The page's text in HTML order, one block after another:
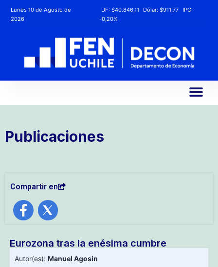
Lunes 10 de Agosto de
2026
UF: $40.846,11 Dólar: $911,77
IPC:
-0,20%
Publicaciones
Compartir en
Eurozona tras la enésima cumbre
Autor(es): Manuel Agosin